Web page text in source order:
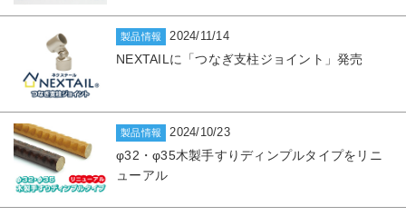
製品情報 2024/11/14
NEXTAILに「つなぎ支柱ジョイント」発売
製品情報 2024/10/23
φ32・φ35木製手すりディンプルタイプをリニ
ューアル